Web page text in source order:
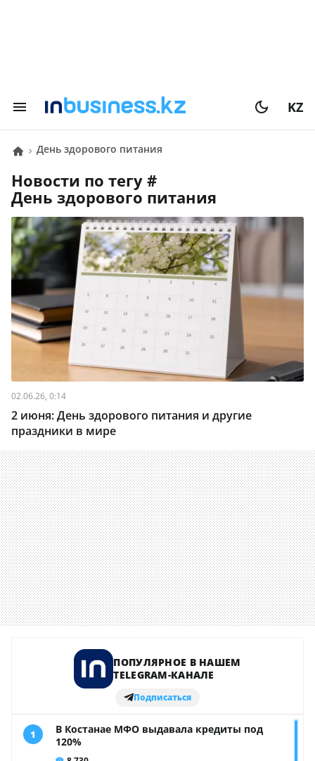
KZ
День здорового питания
Новости по тегу #
День здорового питания
02.06.26, 0:14
2 июня: День здорового питания и другие
праздники в мире